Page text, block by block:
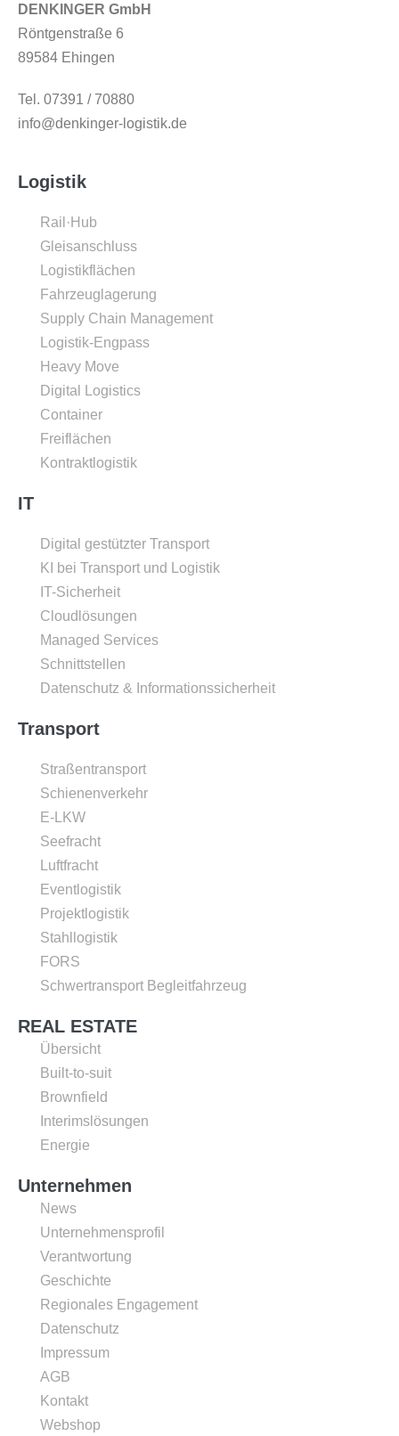
DENKINGER GmbH
Röntgenstraße 6
89584 Ehingen
Tel. 07391 / 70880
info@denkinger-logistik.de
Logistik
Rail·Hub
Gleisanschluss
Logistikflächen
Fahrzeuglagerung
Supply Chain Management
Logistik-Engpass
Heavy Move
Digital Logistics
Container
Freiflächen
Kontraktlogistik
IT
Digital gestützter Transport
KI bei Transport und Logistik
IT-Sicherheit
Cloudlösungen
Managed Services
Schnittstellen
Datenschutz & Informationssicherheit
Transport
Straßentransport
Schienenverkehr
E-LKW
Seefracht
Luftfracht
Eventlogistik
Projektlogistik
Stahllogistik
FORS
Schwertransport Begleitfahrzeug
REAL ESTATE
Übersicht
Built-to-suit
Brownfield
Interimslösungen
Energie
Unternehmen
News
Unternehmensprofil
Verantwortung
Geschichte
Regionales Engagement
Datenschutz
Impressum
AGB
Kontakt
Webshop